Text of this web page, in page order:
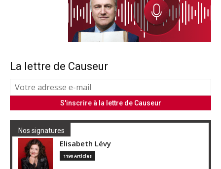
La lettre de Causeur
Nos signatures
Elisabeth Lévy
1190 Articles